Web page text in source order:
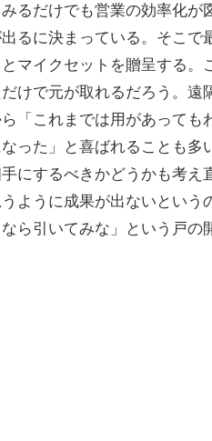
るだけでも営業の効率化が
るに決まっている。そこ
マイクセットを贈呈する
けで元が取れるだろう。
「これまでは用があって
った」と喜ばれることも
にするべきかどうかも考え
ように成果が出ないという
ら引いてみな」という戸